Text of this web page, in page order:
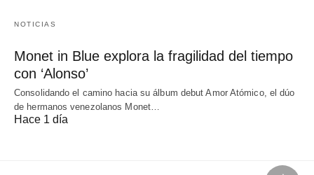
NOTICIAS
Monet in Blue explora la fragilidad del tiempo
con ‘Alonso’
Consolidando el camino hacia su álbum debut Amor Atómico, el dúo
de hermanos venezolanos Monet…
Hace 1 día